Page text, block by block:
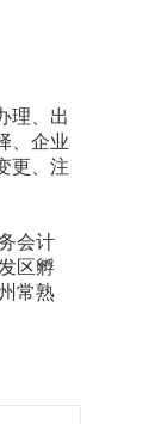
理、出
、企业
更、注
会计
区孵
常熟